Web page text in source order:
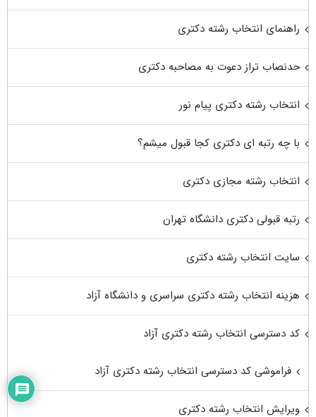
راهنمای انتخاب رشته دکتری
حدنصاب تراز دعوت به مصاحبه دکتری
انتخاب رشته دکتری پیام نور
با چه رتبه ای دکتری کجا قبول میشم؟
انتخاب رشته مجازی دکتری
رتبه قبولی دکتری دانشگاه تهران
سایت انتخاب رشته دکتری
هزینه انتخاب رشته دکتری سراسری و دانشگاه آزاد
کد دسترسی انتخاب رشته دکتری آزاد
فراموشی کد دسترسی انتخاب رشته دکتری آزاد
ویرایش انتخاب رشته دکتری